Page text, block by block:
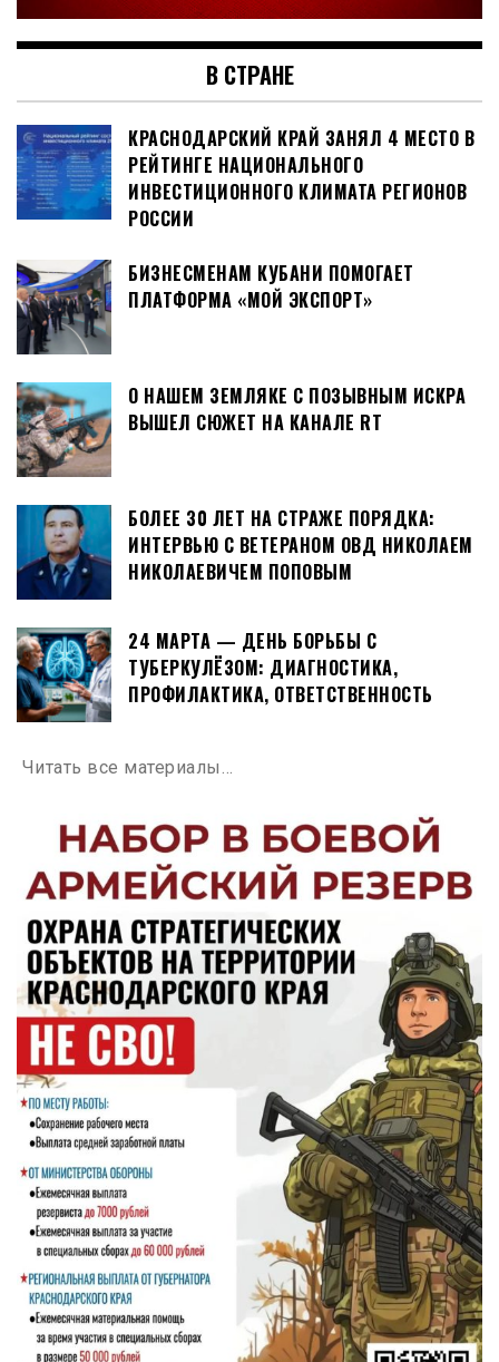
В СТРАНЕ
КРАСНОДАРСКИЙ КРАЙ ЗАНЯЛ 4 МЕСТО В
РЕЙТИНГЕ НАЦИОНАЛЬНОГО
ИНВЕСТИЦИОННОГО КЛИМАТА РЕГИОНОВ
РОССИИ
БИЗНЕСМЕНАМ КУБАНИ ПОМОГАЕТ
ПЛАТФОРМА «МОЙ ЭКСПОРТ»
О НАШЕМ ЗЕМЛЯКЕ С ПОЗЫВНЫМ ИСКРА
ВЫШЕЛ СЮЖЕТ НА КАНАЛЕ RT
БОЛЕЕ 30 ЛЕТ НА СТРАЖЕ ПОРЯДКА:
ИНТЕРВЬЮ С ВЕТЕРАНОМ ОВД НИКОЛАЕМ
НИКОЛАЕВИЧЕМ ПОПОВЫМ
24 МАРТА — ДЕНЬ БОРЬБЫ С
ТУБЕРКУЛЁЗОМ: ДИАГНОСТИКА,
ПРОФИЛАКТИКА, ОТВЕТСТВЕННОСТЬ
Читать все материалы…